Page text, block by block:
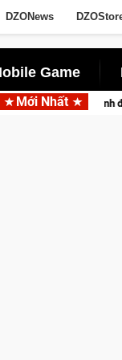
DZONews
Game
Mới Nhất
trình đầy cảm xúc,